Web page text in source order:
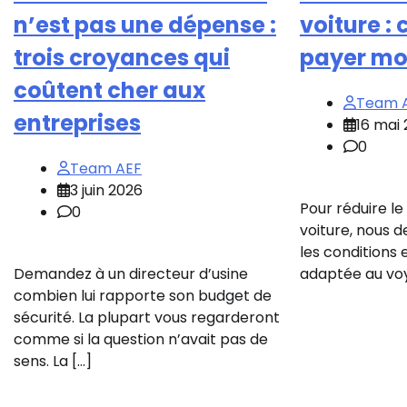
n’est pas une dépense :
trois croyances qui
coûtent cher aux
entreprises
Team AEF
3 juin 2026
0
Demandez à un directeur d’usine
combien lui rapporte son budget de
sécurité. La plupart vous regarderont
comme si la question n’avait pas de
sens. La […]
voiture :
payer
Team
16 mai
0
Pour réduire
voiture, nous
les conditions
adaptée au